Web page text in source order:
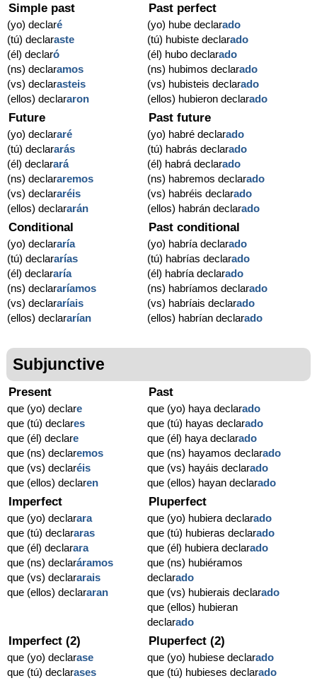
Simple past
(yo) declaré
(tú) declaraste
(él) declaró
(ns) declaramos
(vs) declarasteis
(ellos) declararon
Past perfect
(yo) hube declarado
(tú) hubiste declarado
(él) hubo declarado
(ns) hubimos declarado
(vs) hubisteis declarado
(ellos) hubieron declarado
Future
(yo) declararé
(tú) declararás
(él) declarará
(ns) declararemos
(vs) declararéis
(ellos) declararán
Past future
(yo) habré declarado
(tú) habrás declarado
(él) habrá declarado
(ns) habremos declarado
(vs) habréis declarado
(ellos) habrán declarado
Conditional
(yo) declararía
(tú) declararías
(él) declararía
(ns) declararíamos
(vs) declararíais
(ellos) declararían
Past conditional
(yo) habría declarado
(tú) habrías declarado
(él) habría declarado
(ns) habríamos declarado
(vs) habríais declarado
(ellos) habrían declarado
Subjunctive
Present
que (yo) declare
que (tú) declares
que (él) declare
que (ns) declaremos
que (vs) declaréis
que (ellos) declaren
Past
que (yo) haya declarado
que (tú) hayas declarado
que (él) haya declarado
que (ns) hayamos declarado
que (vs) hayáis declarado
que (ellos) hayan declarado
Imperfect
que (yo) declarara
que (tú) declararas
que (él) declarara
que (ns) declaráramos
que (vs) declararais
que (ellos) declararan
Pluperfect
que (yo) hubiera declarado
que (tú) hubieras declarado
que (él) hubiera declarado
que (ns) hubiéramos
declarado
que (vs) hubierais declarado
que (ellos) hubieran
declarado
Imperfect (2)
que (yo) declarase
que (tú) declarases
Pluperfect (2)
que (yo) hubiese declarado
que (tú) hubieses declarado